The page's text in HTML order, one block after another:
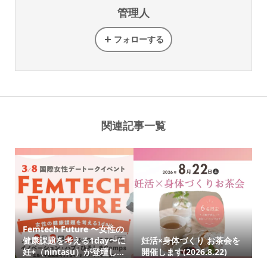
管理人
フォローする
関連記事一覧
Femtech Future 〜女性の
健康課題を考える1day〜に
妊+（nintasu）が登壇し...
妊活×身体づくり お茶会を
開催します(2026.8.22)